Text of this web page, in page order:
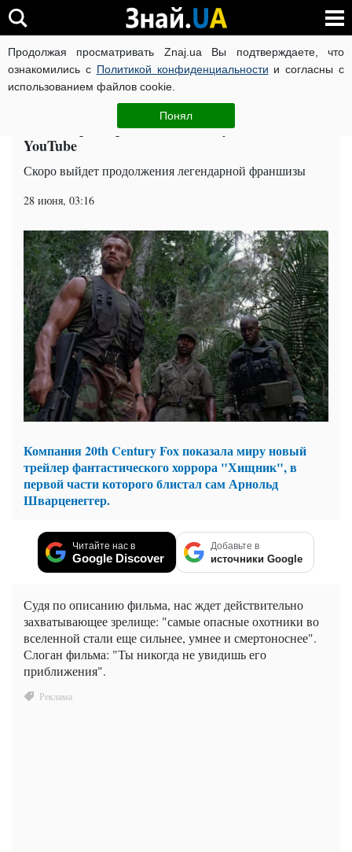
Продолжая просматривать Znaj.ua Вы подтверждаете, что
ознакомились с Политикой конфиденциальности и согласны с
использованием файлов cookie.
Понял
ВОЙНА РОССИИ ПРОТИВ УКРАИНЫ КОРОНАВИРУС В
ЧИТАТИ УКРАЇНСЬКОЮ
Новый трейлер "Хищника" опубликовали на
YouTube
Скоро выйдет продолжения легендарной франшизы
28 июня, 03:16
Компания 20th Century Fox показала миру новый
трейлер фантастического хоррора "Хищник", в
первой части которого блистал сам Арнольд
Шварценеггер.
Читайте нас в
Google Discover
Добавьте в
источники Google
Судя по описанию фильма, нас ждет действительно
захватывающее зрелище: "самые опасные охотники во
вселенной стали еще сильнее, умнее и смертоноснее".
Слоган фильма: "Ты никогда не увидишь его
приближения".